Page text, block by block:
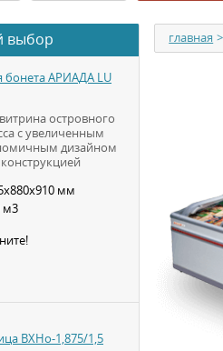
главная >
выбор
бонета АРИАДА LU
островного
с увеличенным
дизайном
мм
м3
ВХНо-1,875/1,5